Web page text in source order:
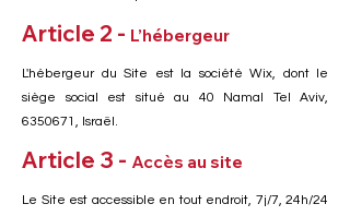
Article 2 - L’hébergeur
L'hébergeur du Site est la société Wix, dont le
siège social est situé au 40 Namal Tel Aviv,
6350671 , Israël.
Article 3 - Accès au site
Le Site est accessible en tout endroit, 7j/7, 24h/24